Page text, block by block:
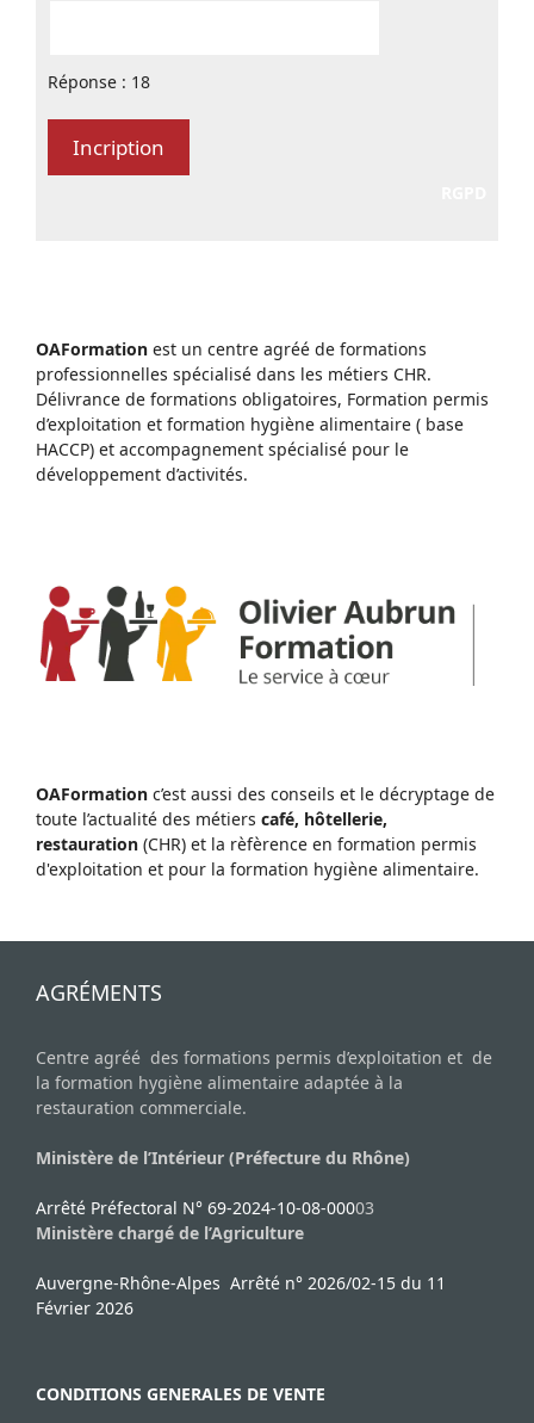
Réponse : 18
OAFormation est un centre agréé de formations
professionnelles spécialisé dans les métiers CHR.
Délivrance de formations obligatoires, Formation permis
d’exploitation et formation hygiène alimentaire ( base
HACCP) et accompagnement spécialisé pour le
développement d’activités.
OAFormation c’est aussi des conseils et le décryptage de
toute l’actualité des métiers café, hôtellerie,
restauration (CHR) et la rèfèrence en formation permis
d'exploitation et pour la formation hygiène alimentaire.
AGRÉMENTS
Centre agréé des formations permis d’exploitation et de
la formation hygiène alimentaire adaptée à la
restauration commerciale.
Ministère de l’Intérieur (Préfecture du Rhône)
Arrêté Préfectoral N° 69-2024-10-08-00003
Ministère chargé de l’Agriculture
Auvergne-Rhône-Alpes Arrêté n° 2026/02-15 du 11
Février 2026
CONDITIONS GENERALES DE VENTE